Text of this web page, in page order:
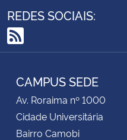
REDES SOCIAIS:
RSS
CAMPUS SEDE
Av. Roraima nº 1000
Cidade Universitária
Bairro Camobi